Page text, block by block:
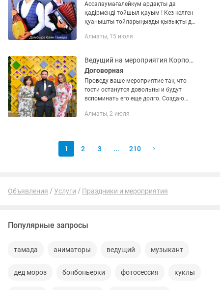
Ассалаумағалейкүм ардақты да
қадірменді тойшыл қауым ! Кез келген
қуанышты тойларыңызды қызықты да
өткізуге уәде береміз ! Асаба, муз
Алматы, 15 июля
Ведущий на мероприятия Корпоратив, День Рождение, Свадьба, Тамада
Договорная
Проведу ваше мероприятие так, что
гости останутся довольны и будут
вспоминать его еще долго. Создаю
живых эмоций, беру на себя
Алматы, 2 июля
1 2 3 ... 210
Объявления Услуги Праздники и мероприятия
Популярные запросы
тамада аниматоры ведущий музыкант
дед мороз бонбоньерки фотосессия куклы